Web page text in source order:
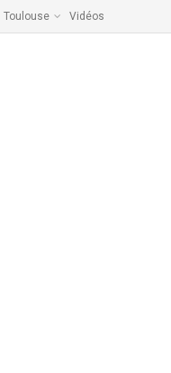
Toulouse Vidéos